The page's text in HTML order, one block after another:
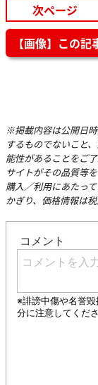
次ページ
【画像】この
※掲載内容は公開日
するものでないこと
能性があることをご
サイトがその品質等
購入／利用にあたっ
かぎり、価格情報は税